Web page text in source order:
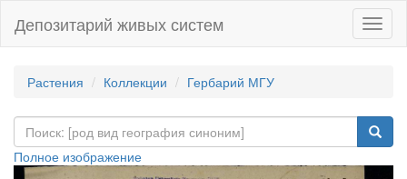
Депозитарий живых систем
Растения Коллекции Гербарий МГУ
Полное изображение